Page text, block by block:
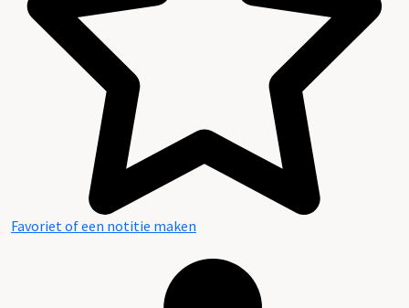
Favoriet of een notitie maken